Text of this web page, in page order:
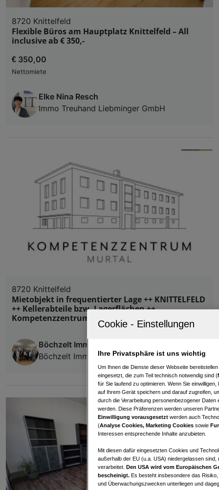
8720 Knittelfeld
Flexible Büros am Hauptplatz Knittelfeld – All
inclusive ab € 350,-
€ 350,00
Nettomiete
Elke Nina Resch
Immo Treuhand Liebminger GmbH
8720 Knittelfeld
Mietobjekt in frequentierter Lage ++ KNITTELFELD
++ Kellerabteile bzw. Lagerflächen ++
Kompetenzzentrum Murtal
Böchzelt Immobilien GmbH
Böchzelt Immobilien GmbHIhre Privatsphäre ist uns wichtig
Um Ihnen die Dienste dieser Webseite
eingesetzt, die zum Teil technisch notwendig sind (
für Sie laufend zu optimieren. Wenn Sie
auf Ihrem Gerät speichern und darauf zugreifen,
durch die Verarbeitung personenbezogener
werden. Diese Präferenzen werden unseren
Einwilligung vorausgesetzt werden auch
(Analyse Cookies, Marketing Cookies sowie
Interessen entsprechende Inhalte anzubieten.
Mit diesen dafür eingesetzten Cookies und
außerhalb der EU (u.a. USA) niedergelassen
verarbeitet. Den USA wird vom Europäischen
bescheinigt. Es besteht insbesondere das
und Überwachungszwecken unterliegen und